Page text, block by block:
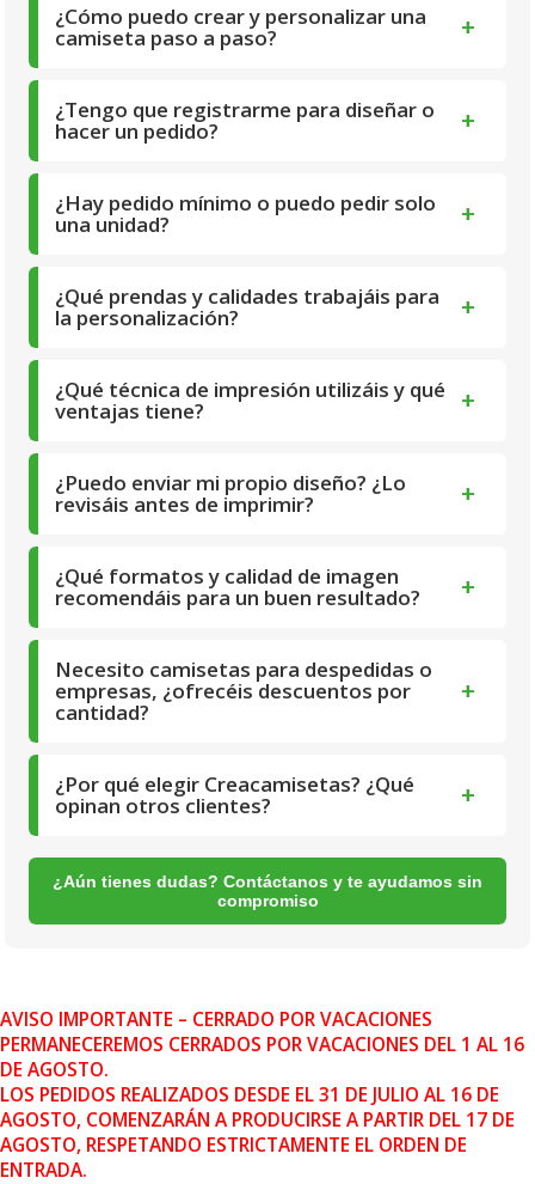
¿Cómo puedo crear y personalizar una
camiseta paso a paso? +
¿Tengo que registrarme para diseñar o
hacer un pedido? +
¿Hay pedido mínimo o puedo pedir solo
una unidad? +
¿Qué prendas y calidades trabajáis para
la personalización? +
¿Qué técnica de impresión utilizáis y qué
ventajas tiene? +
¿Puedo enviar mi propio diseño? ¿Lo
revisáis antes de imprimir? +
¿Qué formatos y calidad de imagen
recomendáis para un buen resultado? +
Necesito camisetas para despedidas o
empresas, ¿ofrecéis descuentos por
cantidad?
+
¿Por qué elegir Creacamisetas? ¿Qué
opinan otros clientes? +
¿Aún tienes dudas? Contáctanos y te ayudamos sin
compromiso
AVISO IMPORTANTE – CERRADO POR VACACIONES
PERMANECEREMOS CERRADOS POR VACACIONES DEL 1 AL 16
DE AGOSTO.
LOS PEDIDOS REALIZADOS DESDE EL 31 DE JULIO AL 16 DE
AGOSTO, COMENZARÁN A PRODUCIRSE A PARTIR DEL 17 DE
AGOSTO, RESPETANDO ESTRICTAMENTE EL ORDEN DE
ENTRADA.